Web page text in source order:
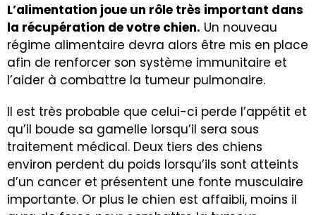
L’alimentation joue un rôle très important dans
la récupération de votre chien. Un nouveau
régime alimentaire devra alors être mis en place
afin de renforcer son système immunitaire et
l’aider à combattre la tumeur pulmonaire.
Il est très probable que celui-ci perde l’appétit et
qu’il boude sa gamelle lorsqu’il sera sous
traitement médical. Deux tiers des chiens
environ perdent du poids lorsqu’ils sont atteints
d’un cancer et présentent une fonte musculaire
importante. Or plus le chien est affaibli, moins il